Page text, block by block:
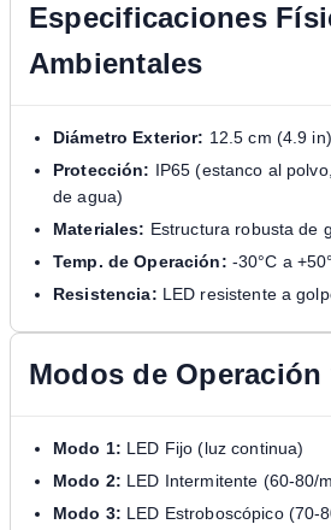
Especificaciones
Ambientales
Diámetro Exterior: 12.5 cm (4.9 in)
Protección: IP65 (estanco al
de agua)
Materiales: Estructura robusta de
Temp. de Operación: -30°C a
Resistencia: LED resistente a
Modos de
Modo 1: LED Fijo (luz continua)
Modo 2: LED Intermitente (60-80/
Modo 3: LED Estroboscópico (70-